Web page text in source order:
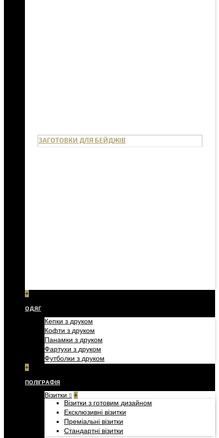
ЗАГОТОВКИ ДЛЯ БЕЙДЖІВ
+
ОДЯГ
Кепки з друком
Кофти з друком
Панамки з друком
Фартухи з друком
Футболки з друком
+
ПОЛІГРАФІЯ
Візитки +
Візитки з готовим дизайном
Ексклюзивні візитки
Преміальні візитки
Стандартні візитки